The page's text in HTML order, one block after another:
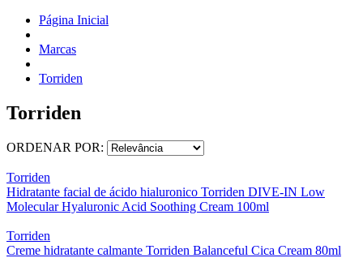
Página Inicial
Marcas
Torriden
Torriden
ORDENAR POR:
Torriden
Hidratante facial de ácido hialuronico Torriden DIVE-IN Low
Molecular Hyaluronic Acid Soothing Cream 100ml
Torriden
Creme hidratante calmante Torriden Balanceful Cica Cream 80ml